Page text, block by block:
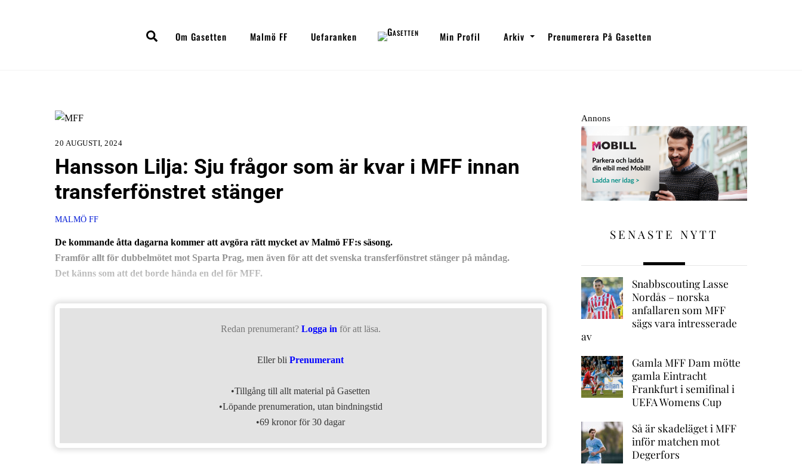
SearchOm Gasetten Malmö FF Uefaranken Min Profil Arkiv Prenumerera På Gasetten
20 AUGUSTI, 2024
Hansson Lilja: Sju frågor som är kvar i MFF innan
transferfönstret stänger
MALMÖ FF
De kommande åtta dagarna kommer att avgöra rätt mycket av Malmö FF:s säsong.
Framför allt för dubbelmötet mot Sparta Prag, men även för att det svenska transferfönstret stänger på måndag.
Det känns som att det borde hända en del för MFF.
Redan prenumerant? Logga in för att läsa.
Eller bliPrenumerant
•Tillgång till allt material på Gasetten
•Löpande prenumeration, utan bindningstid
•69 kronor för 30 dagar
Annons
SENASTE NYTT
Snabbscouting Lasse
Nordås – norska
anfallaren som MFF
sägs vara intresserade
av
Gamla MFF Dam mötte
gamla Eintracht
Frankfurt i semifinal i
UEFA Womens Cup
Så är skadeläget i MFF
inför matchen mot
Degerfors